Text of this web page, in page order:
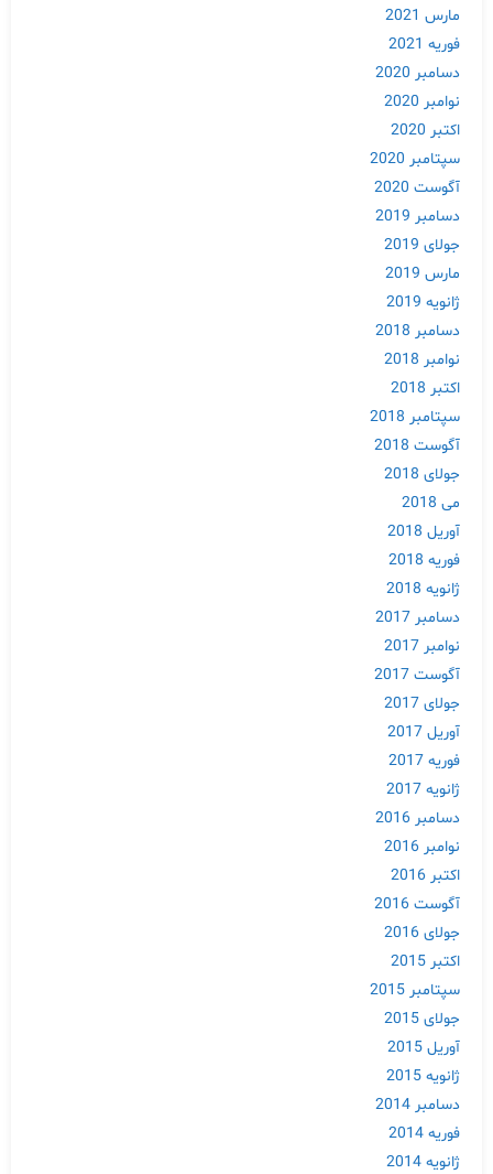
مارس 2021
فوریه 2021
دسامبر 2020
نوامبر 2020
اکتبر 2020
سپتامبر 2020
آگوست 2020
دسامبر 2019
جولای 2019
مارس 2019
ژانویه 2019
دسامبر 2018
نوامبر 2018
اکتبر 2018
سپتامبر 2018
آگوست 2018
جولای 2018
می 2018
آوریل 2018
فوریه 2018
ژانویه 2018
دسامبر 2017
نوامبر 2017
آگوست 2017
جولای 2017
آوریل 2017
فوریه 2017
ژانویه 2017
دسامبر 2016
نوامبر 2016
اکتبر 2016
آگوست 2016
جولای 2016
اکتبر 2015
سپتامبر 2015
جولای 2015
آوریل 2015
ژانویه 2015
دسامبر 2014
فوریه 2014
ژانویه 2014